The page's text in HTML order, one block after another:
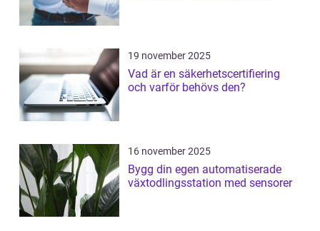
19 november 2025
Vad är en säkerhetscertifiering
och varför behövs den?
16 november 2025
Bygg din egen automatiserade
växtodlingsstation med sensorer